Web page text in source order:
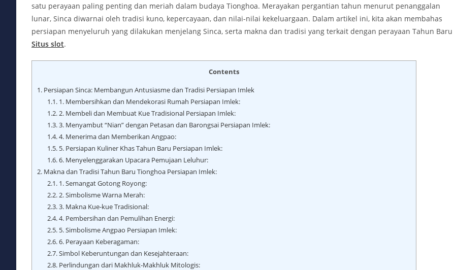
satu perayaan paling penting dan meriah dalam budaya Tionghoa. Merayakan pergantian tahun menurut penanggalan
lunar, Sinca diwarnai oleh tradisi kuno, kepercayaan, dan nilai-nilai kekeluargaan. Dalam artikel ini, kita akan membahas
persiapan menyeluruh yang dilakukan menjelang Sinca, serta makna dan tradisi yang terkait dengan perayaan Tahun Baru
Situs slot.
Contents
1. Persiapan Sinca: Membangun Antusiasme dan Tradisi Persiapan Imlek
1.1.1. Membersihkan dan Mendekorasi Rumah Persiapan Imlek:
1.2.2. Membeli dan Membuat Kue Tradisional Persiapan Imlek:
1.3.3. Menyambut “Nian” dengan Petasan dan Barongsai Persiapan Imlek:
1.4.4. Menerima dan Memberikan Angpao:
1.5.5. Persiapan Kuliner Khas Tahun Baru Persiapan Imlek:
1.6.6. Menyelenggarakan Upacara Pemujaan Leluhur:
2. Makna dan Tradisi Tahun Baru Tionghoa Persiapan Imlek:
2.1.1. Semangat Gotong Royong:
2.2.2. Simbolisme Warna Merah:
2.3.3. Makna Kue-kue Tradisional:
2.4.4. Pembersihan dan Pemulihan Energi:
2.5.5. Simbolisme Angpao Persiapan Imlek:
2.6.6. Perayaan Keberagaman:
2.7.Simbol Keberuntungan dan Kesejahteraan:
2.8.Perlindungan dari Makhluk-Makhluk Mitologis: